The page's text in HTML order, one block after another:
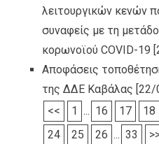
λειτουργικών κενών
συναφείς με τη
κορωνοϊού COVID-19
Αποφάσεις
της ΔΔΕ Καβάλας [22/
<<
1 ... 16 17 18
24
25 26 ... 33